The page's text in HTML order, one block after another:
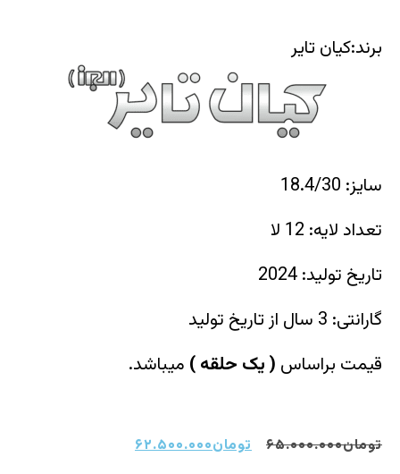
برند:کیان تایر
سایز: 18.4/30
تعداد لایه: 12 لا
تاریخ تولید: 2024
گارانتی: 3 سال از تاریخ تولید
قیمت براساس (یک حلقه) میباشد.
تومان۶۵.۰۰۰.۰۰۰ تومان۶۲.۵۰۰.۰۰۰